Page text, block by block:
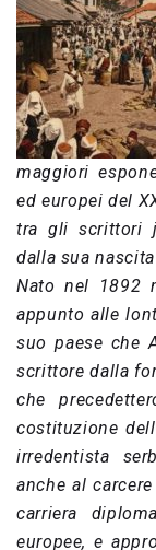
maggiori
ed europei del
tra gli scrittori
dalla sua
Nato nel 1892
appunto alle
suo paese che
scrittore dalla
che
costituzione
irredentista
anche al
carriera
europee, e